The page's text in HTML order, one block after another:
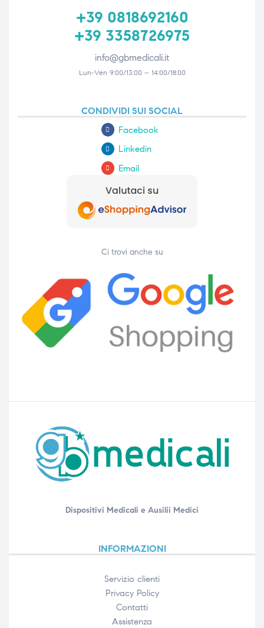
+39 0818692160
+39 3358726975
info@gbmedicali.it
Lun-Ven 9:00/13:00 – 14:00/18:00
CONDIVIDI SUI SOCIAL
Facebook
Linkedin
Email
Ci trovi anche su
Dispositivi Medicali e Ausilii Medici
INFORMAZIONI
Servizio clienti
Privacy Policy
Contatti
Assistenza